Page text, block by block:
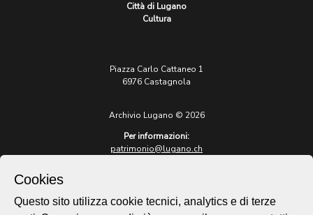
Città di Lugano
Cultura
Piazza Carlo Cattaneo 1
6976 Castagnola
Archivio Lugano © 2026
Per informazioni:
patrimonio@lugano.ch
lugano.ch
Cookies
Questo sito utilizza cookie tecnici, analytics e di terze